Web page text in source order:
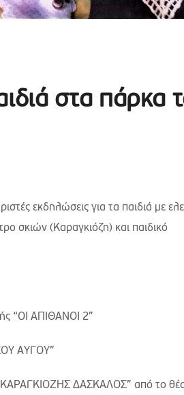
στα πάρκα
εκδηλώσεις για τα παιδιά με
σκιών (Καραγκιόζη) και παιδικό
“ΟΙ ΑΠΙΘΑΝΟΙ 2”
ΑΥΓΟΥ”
ΚΑΡΑΓΚΙΟΖΗΣ ΔΑΣΚΑΛΟΣ” από το